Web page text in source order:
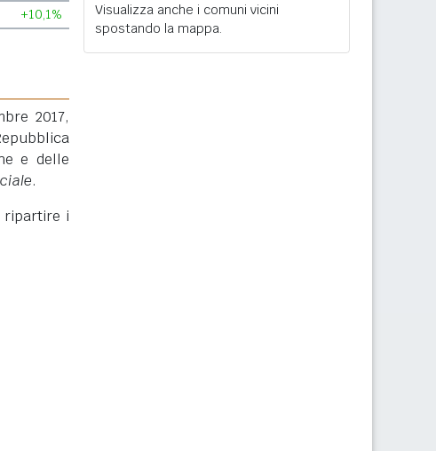
+10,1%
2017,
e delle
.
ripartire i
Visualizza anche i comuni vicini
spostando la mappa.